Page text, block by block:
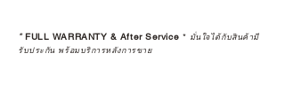
*FULL WARRANTY & After Service * มั่นใจได้กับสินค้ามี
รับประกัน พร้อมบริการหลังการขาย